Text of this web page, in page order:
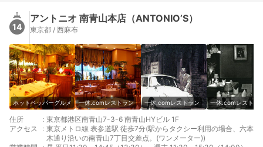
14
アントニオ 南青山本店（ANTONIO’S）
東京都 / 西麻布
ホットペッパーグルメ 一休.comレストラン 一休.comレストラン 一休.comレストラ
住所 : 東京都港区南青山7-3-6 南青山HYビル 1F
アクセス
: 東京メトロ線 表参道駅 徒歩7分(駅からタクシー利用の場合、六本
木通り沿いの南青山7丁目交差点。(ワンメーター))